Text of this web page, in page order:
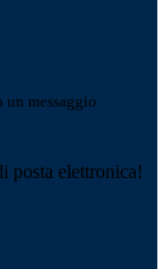
un messaggio
posta elettronica!